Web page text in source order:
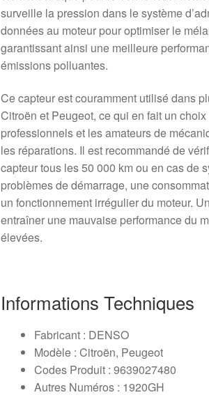
surveille la pression dans le système
données au moteur pour optimiser le
garantissant ainsi une meilleure
émissions polluantes.
Ce capteur est couramment utilisé dans
Citroën et Peugeot, ce qui en fait un
professionnels et les amateurs de
les réparations. Il est recommandé de
capteur tous les 50 000 km ou en cas de
problèmes de démarrage, une
un fonctionnement irrégulier du moteur.
entraîner une mauvaise performance du
élevées.
Informations Techniques
Fabricant : DENSO
Modèle : Citroën, Peugeot
Codes Produit : 9639027480
Autres Numéros : 1920GH